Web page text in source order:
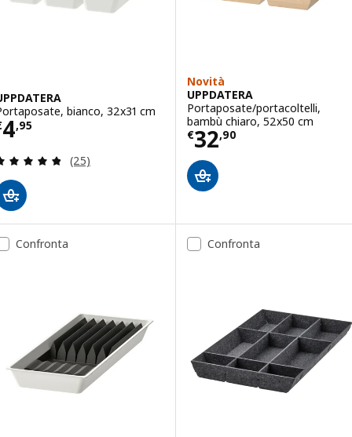
bianco, 32x31 cm
4,95 € 4,95
Recensione: 4.8 fuori da 5 stelle. Totale
(25)
Novità
UPPDATERA
Portaposate/portacoltelli,
bambù chiaro, 52x50 cm
€32,90
Prezzo € 32,90
Confronta Confronta